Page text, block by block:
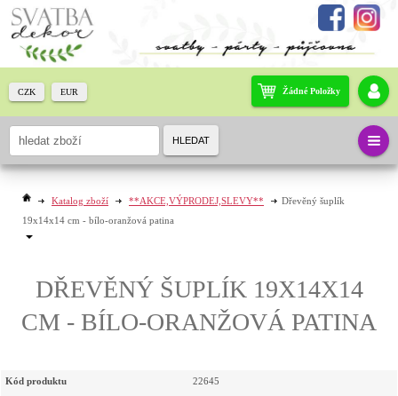
Katalog zboží **AKCE,VÝPRODEJ,SLEVY**
Dřevěný šuplík
19x14x14 cm - bílo-oranžová patina
DŘEVĚNÝ ŠUPLÍK 19X14X14
CM - BÍLO-ORANŽOVÁ PATINA
Kód produktu 22645
Žádné Položky
CZK EUR
HLEDAT